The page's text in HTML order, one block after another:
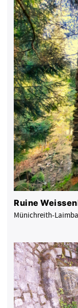
Ruine
Münichreith-